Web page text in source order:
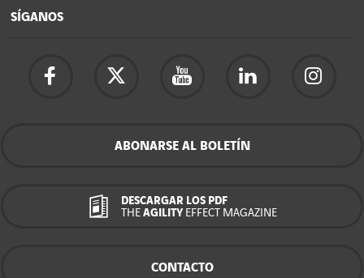
SÍGANOS
ABONARSE AL BOLETÍN
DESCARGAR LOS PDF
THE AGILITY EFFECT MAGAZINE
CONTACTO